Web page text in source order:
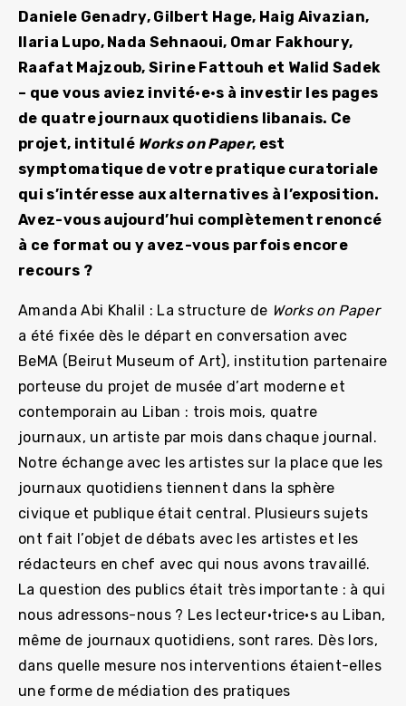
Daniele Genadry, Gilbert Hage, Haig Aivazian,
Ilaria Lupo, Nada Sehnaoui, Omar Fakhoury,
Raafat Majzoub, Sirine Fattouh et Walid Sadek
– que vous aviez invité·e·s à investir les pages
de quatre journaux quotidiens libanais. Ce
projet, intitulé Works on Paper, est
symptomatique de votre pratique curatoriale
qui s’intéresse aux alternatives à l’exposition.
Avez-vous aujourd’hui complètement renoncé
à ce format ou y avez-vous parfois encore
recours ?
Amanda Abi Khalil : La structure de Works on Paper
a été fixée dès le départ en conversation avec
BeMA (Beirut Museum of Art), institution partenaire
porteuse du projet de musée d’art moderne et
contemporain au Liban : trois mois, quatre
journaux, un artiste par mois dans chaque journal.
Notre échange avec les artistes sur la place que les
journaux quotidiens tiennent dans la sphère
civique et publique était central. Plusieurs sujets
ont fait l’objet de débats avec les artistes et les
rédacteurs en chef avec qui nous avons travaillé.
La question des publics était très importante : à qui
nous adressons-nous ? Les lecteur·trice·s au Liban,
même de journaux quotidiens, sont rares. Dès lors,
dans quelle mesure nos interventions étaient-elles
une forme de médiation des pratiques